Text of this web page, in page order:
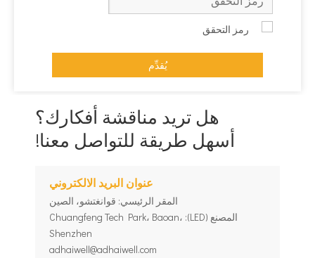
يُقدِّم
هل تريد مناقشة أفكارك؟
أسهل طريقة للتواصل معنا!
عنوان البريد الالكتروني
المقر الرئيسي: قوانغتشو، الصين
المصنع (LED): Chuangfeng Tech Park، Baoan،
Shenzhen
adhaiwell@adhaiwell.com